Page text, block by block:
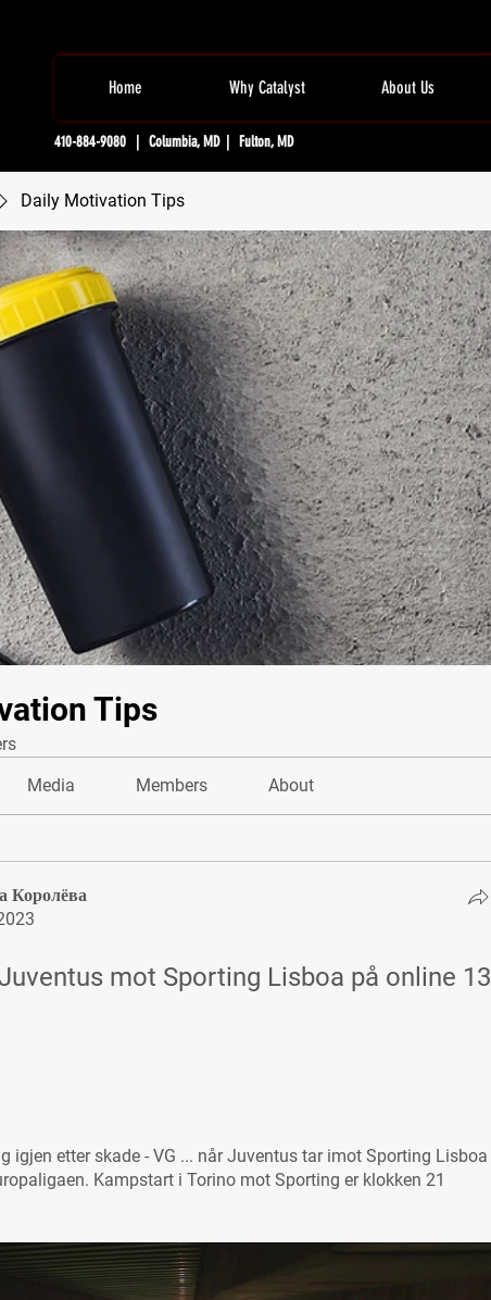
Home Why Catalyst About Us
410-884-9080 | Columbia, MD | Fulton, MD
Daily Motivation Tips
Tips
Media Members About
Королёва
mot Sporting Lisboa på online 13
igjen etter skade - VG ... når Juventus tar imot Sporting Lisboa
Kampstart i Torino mot Sporting er klokken 21